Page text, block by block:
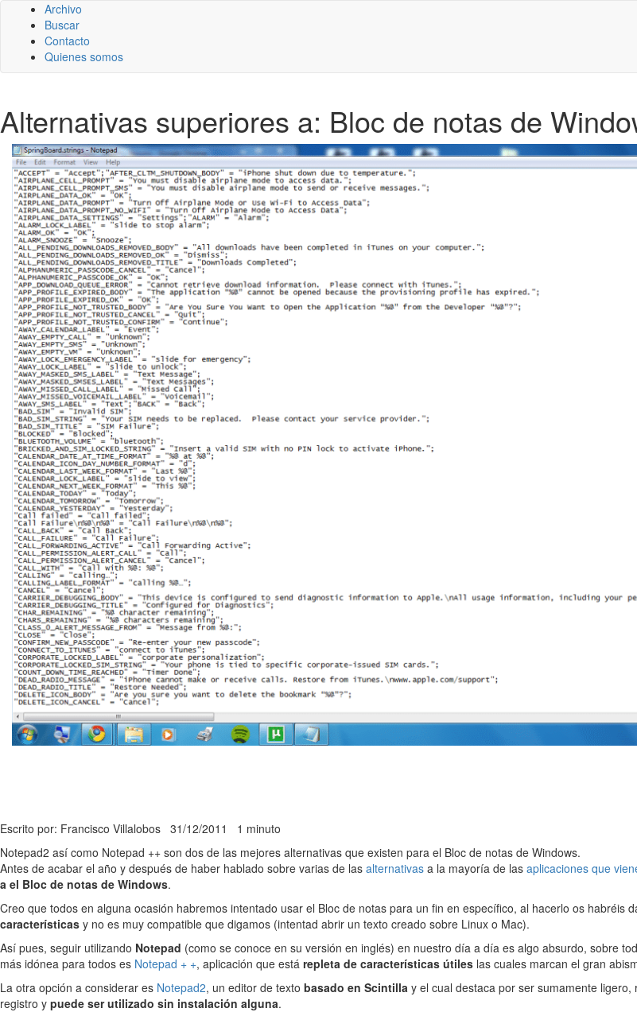
Archivo
Buscar
Contacto
Quienes somos
Alternativas superiores a: Bloc de notas de
Escrito por: Francisco Villalobos 31/12/2011 1 minuto
Notepad2 así como Notepad ++ son dos de las mejores alternativas que existen para el Bloc de notas de Windows.
Antes de acabar el año y después de haber hablado sobre varias de las alternativas a la mayoría de las aplicaciones que
a el Bloc de notas de Windows.
Creo que todos en alguna ocasión habremos intentado usar el Bloc de notas para un fin en específico, al hacerlo os habréis
características y no es muy compatible que digamos (intentad abrir un texto creado sobre Linux o Mac).
Así pues, seguir utilizando Notepad (como se conoce en su versión en inglés) en nuestro día a día es algo absurdo, sobre
más idónea para todos es Notepad + +, aplicación que está repleta de características útiles las cuales marcan el gran
La otra opción a considerar es Notepad2, un editor de texto basado en Scintilla y el cual destaca por ser sumamente ligero,
registro y puede ser utilizado sin instalación alguna.